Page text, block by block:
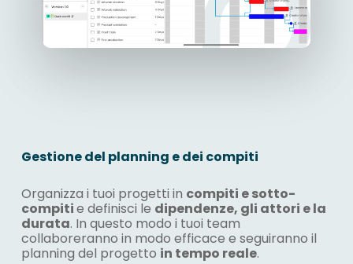
Gestione del planning e dei compiti
Organizza i tuoi progetti in compiti e sotto-
compitie definisci le dipendenze, gli attori e la
durata. In questo modo i tuoi team
collaboreranno in modo efficace e seguiranno il
planning del progetto in tempo reale.